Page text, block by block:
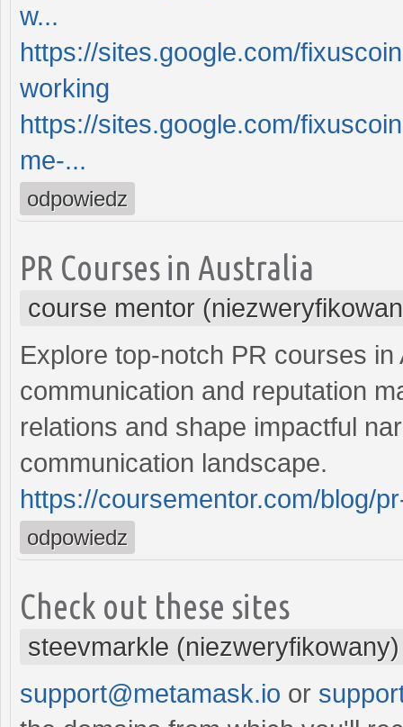
w...
https://sites.google.com/
working
https://sites.google.com/
me-...
odpowiedz
PR Courses in Australia
course mentor
Explore top-notch PR courses
communication and reputation
relations and shape impactful
communication landscape.
https://coursementor.com/blog/
odpowiedz
Check out these sites
steevmarkle (niezweryfikowany)
support@metamask.io or